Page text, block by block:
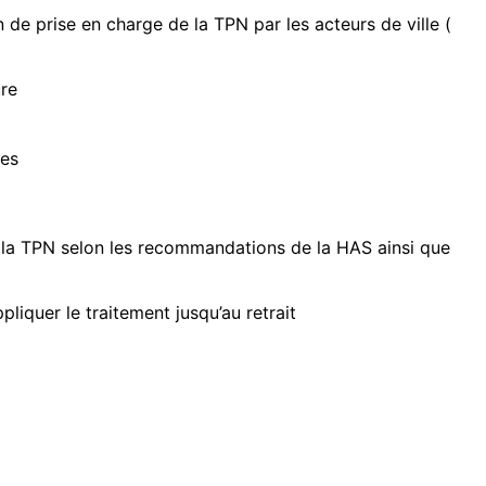
prise en charge de la TPN par les acteurs de ville (
TPN selon les recommandations de la HAS ainsi que
le traitement jusqu’au retrait